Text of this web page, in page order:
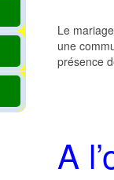
Le
une
présence
A